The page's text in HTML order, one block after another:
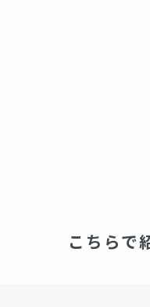
こちらで